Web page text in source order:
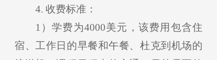
4. 收费标准 ：
1 ）学费为4000美元， 该费用 包含住
宿、工作日的早餐和午餐、杜克到机场的